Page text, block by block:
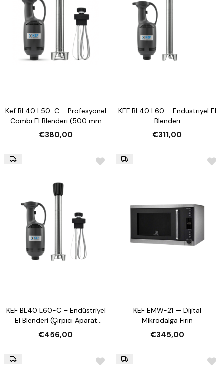
Kef BL40 L50-C – Profesyonel
Combi El Blenderi (500 mm
Parçalayıcı + Çırpıcı)
€380,00
KEF BL40 L60 – Endüstriyel El
Blenderi
€311,00
KEF BL40 L60-C – Endüstriyel
El Blenderi (Çırpıcı Aparat
Dahil)
€456,00
KEF EMW-21 — Dijital
Mikrodalga Fırın
€345,00